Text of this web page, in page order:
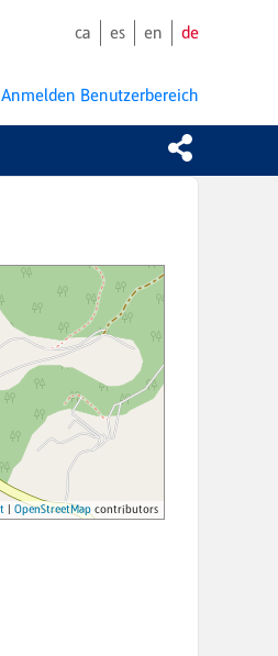
ca es en de
Anmelden Benutzerbereich